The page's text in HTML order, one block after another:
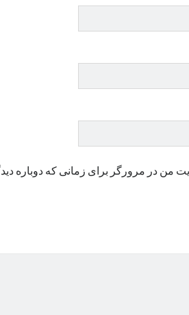
من در مرورگر برای زمانی که دوباره